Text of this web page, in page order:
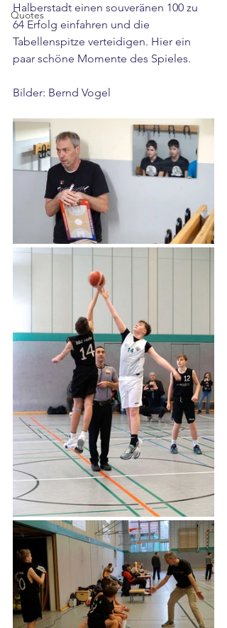
Quotes
Halberstadt einen souveränen 100 zu
64 Erfolg einfahren und die
Tabellenspitze verteidigen. Hier ein
paar schöne Momente des Spieles.
Bilder: Bernd Vogel